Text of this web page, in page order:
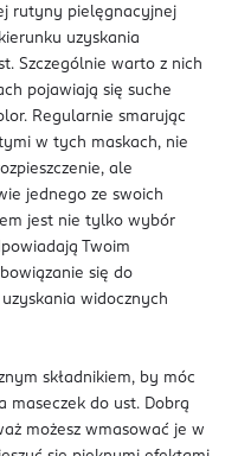
rutyny pielęgnacyjnej
uzyskania
Szczególnie warto z nich
pojawiają się suche
Regularnie smarując
w tych maskach, nie
ale
jednego ze swoich
jest nie tylko wybór
Twoim
się do
widocznych
składnikiem, by móc
maseczek do ust. Dobrą
możesz wmasować je w